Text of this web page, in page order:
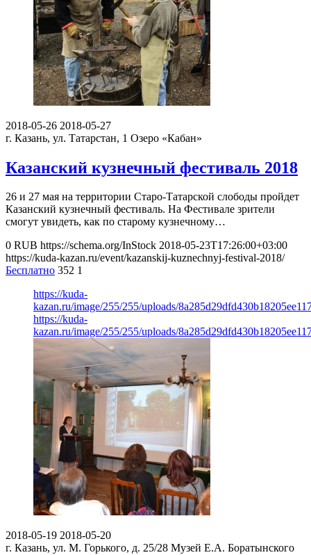
2018-05-26 2018-05-27
г. Казань, ул. Татарстан, 1 Озеро «Кабан»
Казанский кузнечный фестиваль 2018
26 и 27 мая на территории Старо-Татарской слободы пройдет
Казанский кузнечный фестиваль. На Фестивале зрители
смогут увидеть, как по старому кузнечному…
0 RUB https://schema.org/InStock 2018-05-23T17:26:00+03:00
https://kuda-kazan.ru/event/kazanskij-kuznechnyj-festival-2018/
Бесплатно 352 1
https://kuda-
kazan.ru/image/255/255/uploads/
https://kuda-
kazan.ru/image/255/255/uploads/
2018-05-19 2018-05-20
г. Казань, ул. М. Горького, д. 25/28 Музей Е.А. Боратынского